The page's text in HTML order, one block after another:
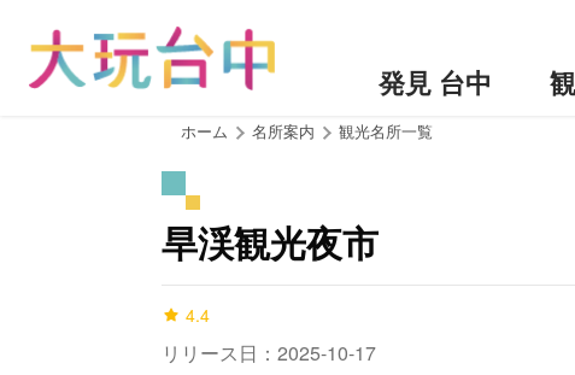
発見 台中
ホーム 名所案内 観光名所一覧
旱渓観光夜市
4.4
リリース日：2025-10-17